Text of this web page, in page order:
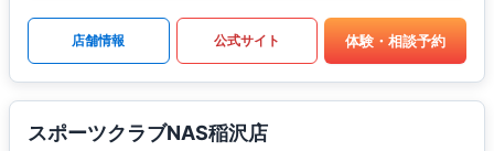
店舗情報 公式サイト 体験・相談予約
スポーツクラブNAS稲沢店